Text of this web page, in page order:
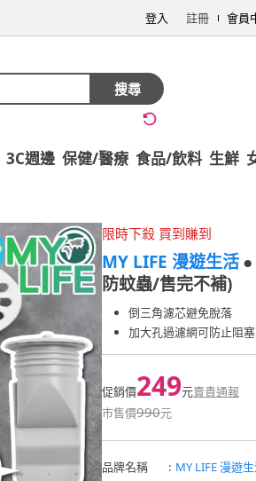
登入 註冊 會員
搜尋
3C週邊 保健/醫療 食品/飲料 生鮮
限時下殺 買到賺到
MY LIFE 漫遊生活
防蚊蟲/售完不補)
倒三角濾芯避免脫落
加大孔過濾網可防止阻
促銷價249元賣貴通報
市售價990元
品牌名稱 : MY LIFE 漫遊